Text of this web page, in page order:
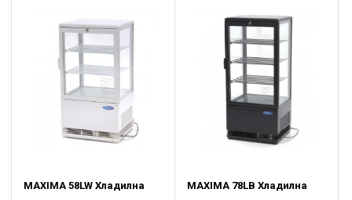
MAXIMA 58LW Хладилна
MAXIMA 78LB Хладилна